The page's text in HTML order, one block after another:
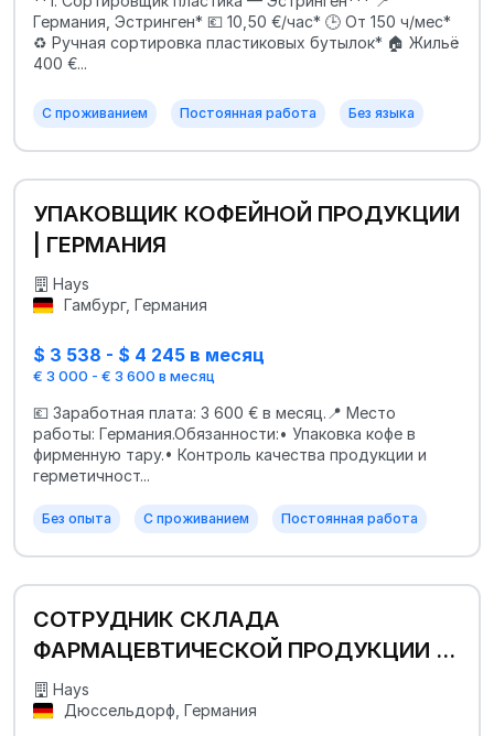
Германия, Эстринген* 💶 10,50 €/час* 🕒 От 150 ч/мес*
♻️ Ручная сортировка пластиковых бутылок* 🏠 Жильё
400 €...
С проживанием Постоянная работа Без языка
УПАКОВЩИК КОФЕЙНОЙ ПРОДУКЦИИ
| ГЕРМАНИЯ
Hays
Гамбург, Германия
$ 3 538 - $ 4 245 в месяц
€ 3 000 - € 3 600 в месяц
💶 Заработная плата: 3 600 € в месяц.📍 Место
работы: Германия.Обязанности:• Упаковка кофе в
фирменную тару.• Контроль качества продукции и
герметичност...
Без опыта С проживанием Постоянная работа
СОТРУДНИК СКЛАДА
ФАРМАЦЕВТИЧЕСКОЙ ПРОДУКЦИИ |
ГЕРМАНИЯ
Hays
Дюссельдорф, Германия